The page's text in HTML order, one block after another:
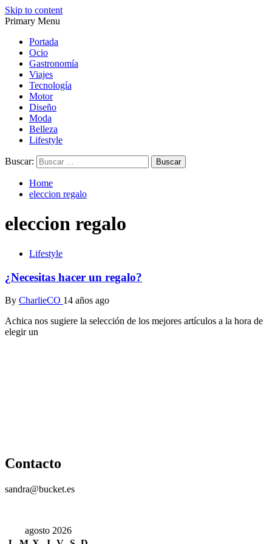
Skip to content
diseño…
diseño…
Primary Menu
Portada
Ocio
Gastronomía
Viajes
Tecnología
Motor
Diseño
Moda
Belleza
Lifestyle
Buscar:
Home
eleccion regalo
eleccion regalo
Lifestyle
¿Necesitas hacer un regalo?
By CharlieCO 14 años ago
Achica nos sugiere la selección de los mejores artículos a la hora de
elegir un
Contacto
sandra@bucket.es
agosto 2026